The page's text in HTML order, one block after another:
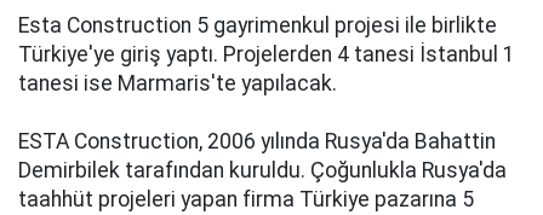
Esta Construction 5 gayrimenkul projesi ile birlikte
Türkiye'ye giriş yaptı. Projelerden 4 tanesi İstanbul 1
tanesi ise Marmaris'te yapılacak.
ESTA Construction, 2006 yılında Rusya'da Bahattin
Demirbilek tarafından kuruldu. Çoğunlukla Rusya'da
taahhüt projeleri yapan firma Türkiye pazarına 5